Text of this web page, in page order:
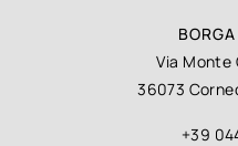
Via Monte
36073
+39